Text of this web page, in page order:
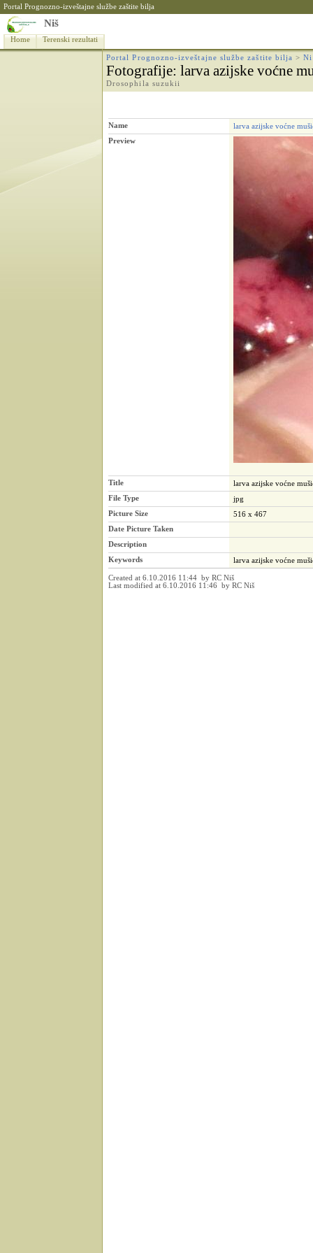
Portal Prognozno-izveštajne službe zaštite bilja
Niš
Home Terenski rezultati
Portal Prognozno-izveštajne službe zaštite bilja >
Fotografije: larva azijske voćne
Drosophila suzukii
Name
larva azijske voćne
Preview
Title
larva azijske voćne
File Type
jpg
Picture Size
516 x 467
Date Picture Taken
Description
Keywords
larva azijske voćne
Created at 6.10.2016 11:44 by RC Niš
Last modified at 6.10.2016 11:46 by RC Niš